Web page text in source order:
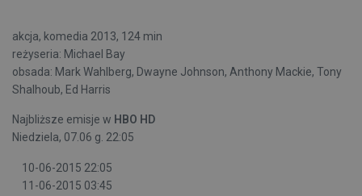
akcja, komedia 2013, 124 min
reżyseria: Michael Bay
obsada: Mark Wahlberg, Dwayne Johnson, Anthony Mackie, Tony
Shalhoub, Ed Harris
Najbliższe emisje w HBO HD
Niedziela, 07.06 g. 22:05
10-06-2015 22:05
11-06-2015 03:45